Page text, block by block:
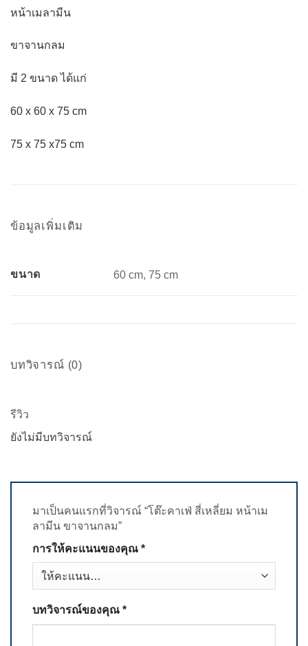
หน้าเมลามีน
ขาจานกลม
มี 2 ขนาด ได้แก่
60 x 60 x 75 cm
75 x 75 x75 cm
ข้อมูลเพิ่มเติม
ขนาด 60 cm, 75 cm
บทวิจารณ์ (0)
รีวิว
ยังไม่มีบทวิจารณ์
มาเป็นคนแรกที่วิจารณ์ “โต๊ะคาเฟ่ สี่เหลี่ยม หน้าเม
ลามีน ขาจานกลม”
การให้คะแนนของคุณ *
บทวิจารณ์ของคุณ *